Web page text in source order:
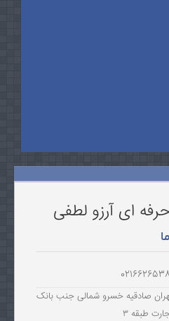
ای آرزو لطفی
صادقیه خسرو شمالی جنب بانک
طبقه ۳